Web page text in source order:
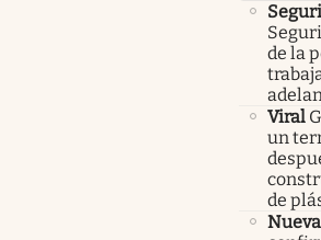
de la
Viral
un
de